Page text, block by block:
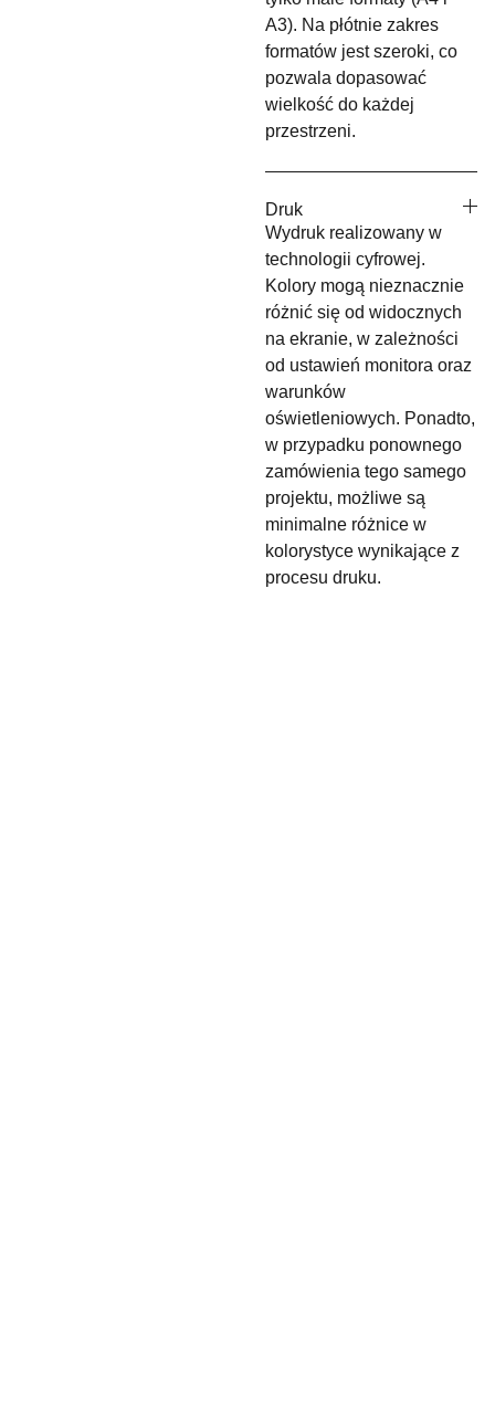
A3). Na płótnie zakres
formatów jest szeroki, co
pozwala dopasować
wielkość do każdej
przestrzeni.
Druk
Wydruk realizowany w
technologii cyfrowej.
Kolory mogą nieznacznie
różnić się od widocznych
na ekranie, w zależności
od ustawień monitora oraz
warunków
oświetleniowych. Ponadto,
w przypadku ponownego
zamówienia tego samego
projektu, możliwe są
minimalne różnice w
kolorystyce wynikające z
procesu druku.